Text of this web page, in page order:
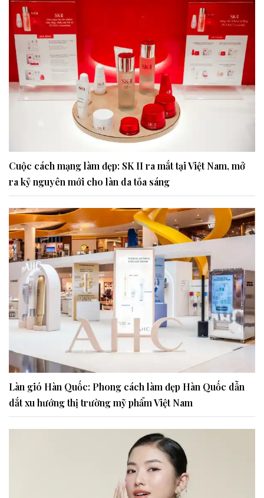
Cuộc cách mạng làm đẹp: SK II ra mắt tại Việt Nam, mở
ra kỷ nguyên mới cho làn da tỏa sáng
Làn gió Hàn Quốc: Phong cách làm đẹp Hàn Quốc dẫn
dắt xu hướng thị trường mỹ phẩm Việt Nam